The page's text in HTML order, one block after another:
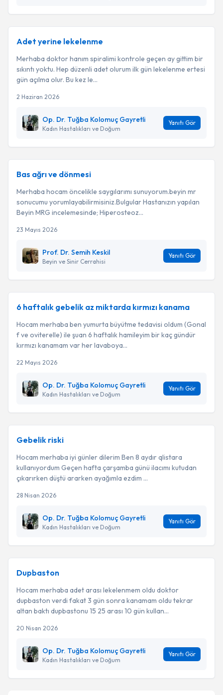
Adet yerine lekelenme
Merhaba doktor hanım spiralimi kontrole geçen ay gittim bir
sıkıntı yoktu. Hep düzenli adet olurum ilk gün lekelenme ertesi
gün açılma olur. Bu kez le...
2 Haziran 2026
Op. Dr. Tuğba Kolomuç Gayretli
Kadın Hastalıkları ve Doğum
Yanıtı Gör
Bas ağrı ve dönmesi
Merhaba hocam öncelikle saygılarımı sunuyorum.beyin mr
sonucumu yorumlayabilirmisiniz.Bulgular Hastanızın yapılan
Beyin MRG incelemesinde; Hiperosteoz...
23 Mayıs 2026
Prof. Dr. Semih Keskil
Beyin ve Sinir Cerrahisi
Yanıtı Gör
6 haftalık gebelik az miktarda kırmızı kanama
Hocam merhaba ben yumurta büyütme tedavisi oldum (Gonal
f ve oviterelle) ile şuan 6 haftalık hamileyim bir kaç gündür
kırmızı kanamam var her lavaboya...
22 Mayıs 2026
Op. Dr. Tuğba Kolomuç Gayretli
Kadın Hastalıkları ve Doğum
Yanıtı Gör
Gebelik riski
Hocam merhaba iyi günler dilerim Ben 8 aydır qlistara
kullanıyordum Geçen hafta çarşamba günü ilacımı kutudan
çıkarırken düştü ararken ayağımla ezdim ...
28 Nisan 2026
Op. Dr. Tuğba Kolomuç Gayretli
Kadın Hastalıkları ve Doğum
Yanıtı Gör
Dupbaston
Hocam merhaba adet arası lekelenmem oldu doktor
dupbaston verdi fakat 3 gün sonra kanamam oldu tekrar
altan baktı dupbastonu 15 25 arası 10 gün kullan...
20 Nisan 2026
Op. Dr. Tuğba Kolomuç Gayretli
Kadın Hastalıkları ve Doğum
Yanıtı Gör